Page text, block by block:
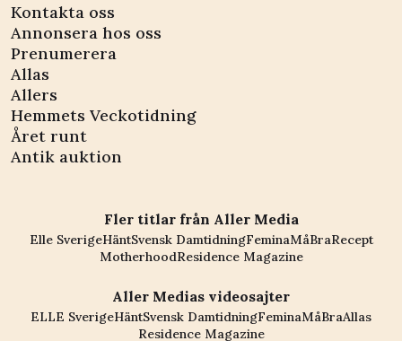
Kontakta oss
Annonsera hos oss
Prenumerera
Allas
Allers
Hemmets Veckotidning
Året runt
Antik auktion
Fler titlar från Aller Media
Elle SverigeHäntSvensk DamtidningFeminaMåBraRecept
MotherhoodResidence Magazine
Aller Medias videosajter
ELLE SverigeHäntSvensk DamtidningFeminaMåBraAllas
Residence Magazine